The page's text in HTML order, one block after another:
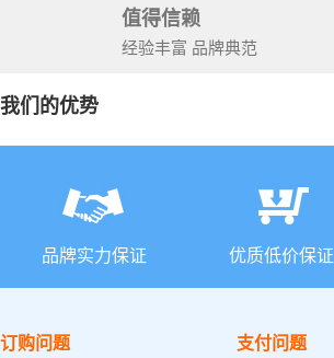
值得信赖
经验丰富 品牌典范
我们的优势
品牌实力保证 优质低价保证
订购问题 支付问题